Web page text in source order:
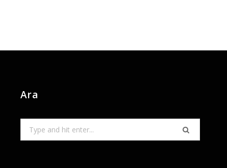
Ara
for: